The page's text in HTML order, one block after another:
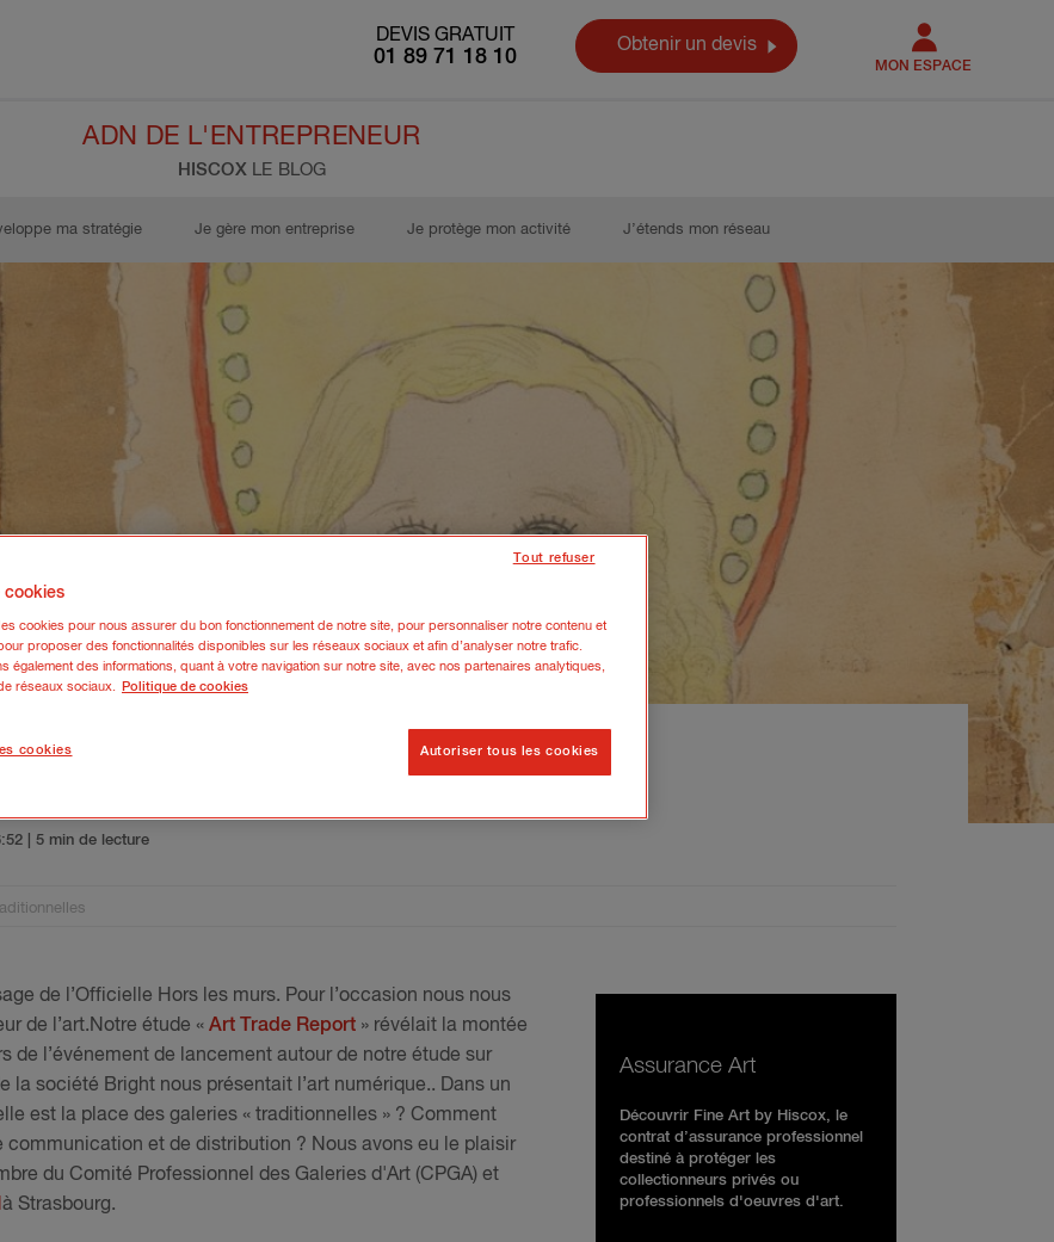
DEVIS GRATUIT
01 89 71 18 10
Obtenir un devis
MON ESPACE
ADN DE L'ENTREPRENEUR
HISCOX LE BLOG
ma stratégie Je gère mon entreprise Je protège mon activité J’étends mon réseau
d’art traditionnelles
| 5 min de lecture
de l’Officielle Hors les murs. Pour l’occasion nous nous
de l’art.Notre étude « Art Trade Report » révélait la montée
de l’événement de lancement autour de notre étude sur
la société Bright nous présentait l’art numérique.. Dans un
est la place des galeries « traditionnelles » ? Comment
communication et de distribution ? Nous avons eu le plaisir
du Comité Professionnel des Galeries d'Art (CPGA) et
à Strasbourg.
Assurance Art
Découvrir Fine Art by Hiscox, le
contrat d’assurance professionnel
destiné à protéger les
collectionneurs privés ou
professionnels d'oeuvres d'art.
cookies
cookies pour nous assurer du bon fonctionnement de notre site, pour personnaliser notre contenu et
proposer des fonctionnalités disponibles sur les réseaux sociaux et afin d’analyser notre trafic.
également des informations, quant à votre navigation sur notre site, avec nos partenaires analytiques,
réseaux sociaux. Politique de cookies
cookies
Tout refuser
Autoriser tous les cookies